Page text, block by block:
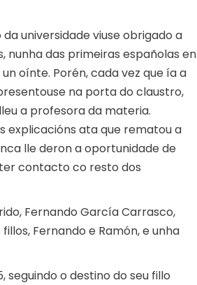
universidade viuse obrigado a
das primeiras españolas en
oínte. Porén, cada vez que ía a
na porta do claustro,
a profesora da materia.
explicacións ata que rematou a
lle deron a oportunidade de
contacto co resto dos
Fernando García Carrasco,
Fernando e Ramón, e unha
seguindo o destino do seu fillo